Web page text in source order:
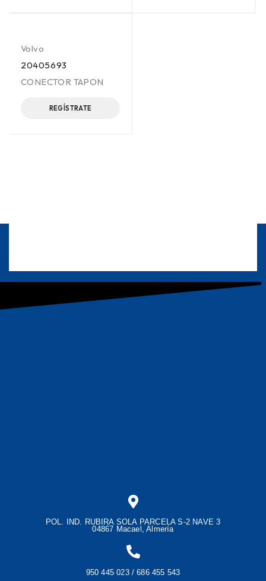
Volvo
20405693
CONECTOR TAPON
REGÍSTRATE
POL. IND. RUBIRA SOLA PARCELA S-2 NAVE 3
04867 Macael, Almería
950 445 023 / 686 455 543